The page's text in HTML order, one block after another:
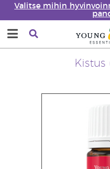
Valitse mihin
Kistus